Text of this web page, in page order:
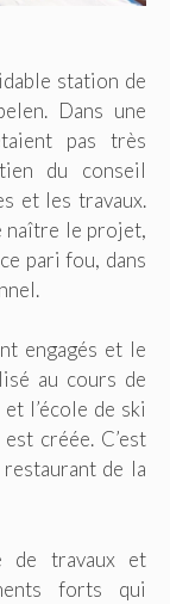
station de
Dans une
pas très
du conseil
et les travaux.
naître le projet,
pari fou, dans
engagés et le
au cours de
l’école de ski
créée. C’est
de la
de travaux et
forts qui